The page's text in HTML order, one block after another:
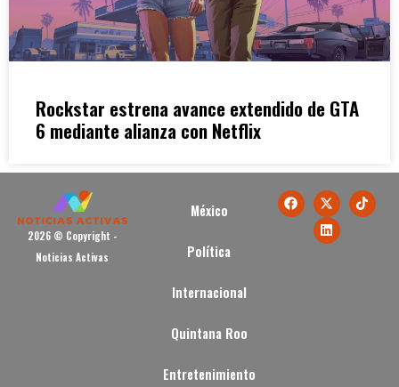
Rockstar estrena avance extendido de GTA
6 mediante alianza con Netflix
2026 © Copyright -
Noticias Activas
México
Política
Internacional
Quintana Roo
Entretenimiento